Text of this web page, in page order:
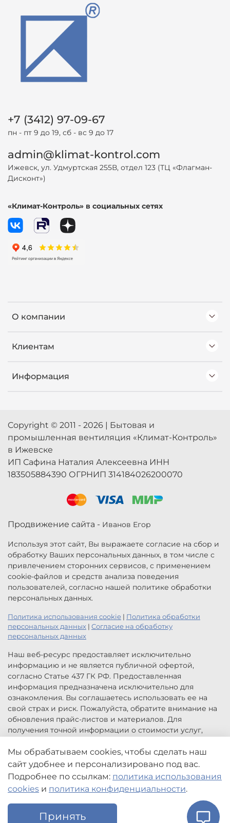
О компании
Клиентам
Информация
+7 (3412) 97-09-67
пн - пт 9 до 19, сб - вс 9 до 17
admin@klimat-kontrol.com
Ижевск, ул. Удмуртская 255В, отдел 123 (ТЦ «Флагман-
Дисконт»)
«Климат-Контроль» в социальных сетях
Copyright © 2011 - 2026 | Бытовая и
промышленная вентиляция «Климат-Контроль»
в Ижевске
ИП Сафина Наталия Алексеевна ИНН
183505884390 ОГРНИП 314184026200070
Продвижение сайта - Иванов Егор
Используя этот сайт, Вы выражаете согласие на сбор и
обработку Ваших персональных данных, в том числе с
привлечением сторонних сервисов, с применением
cookie-файлов и средств анализа поведения
пользователей, согласно нашей политике обработки
персональных данных.
Политика использования cookie | Политика обработки
персональных данных | Согласие на обработку
персональных данных
Наш веб-ресурс предоставляет исключительно
информацию и не является публичной офертой,
согласно Статье 437 ГК РФ. Предоставленная
информация предназначена исключительно для
ознакомления. Вы соглашаетесь использовать ее на
свой страх и риск. Пожалуйста, обратите внимание на
обновления прайс-листов и материалов. Для
получения точной информации о стоимости услуг,
заказа услуг заполните форму обратной связи.
Цены, указанные на сайте приведены как справочная
информация и не являются публичной офертой. Могут
быть изменены в любое время без предупреждения.
Мы обрабатываем cookies, чтобы сделать наш
сайт удобнее и персонализировано под вас.
Подробнее по ссылкам: политика использования
cookies и политика конфиденциальности.
Принять